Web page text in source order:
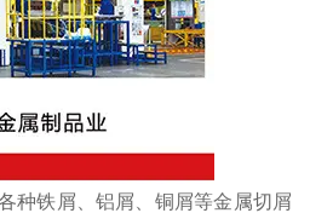
种铁屑、铝屑、铜屑等金属切屑